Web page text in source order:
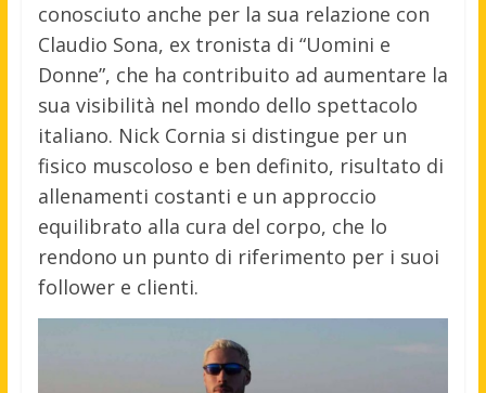
conosciuto anche per la sua relazione con
Claudio Sona, ex tronista di “Uomini e
Donne”, che ha contribuito ad aumentare la
sua visibilità nel mondo dello spettacolo
italiano. Nick Cornia si distingue per un
fisico muscoloso e ben definito, risultato di
allenamenti costanti e un approccio
equilibrato alla cura del corpo, che lo
rendono un punto di riferimento per i suoi
follower e clienti.